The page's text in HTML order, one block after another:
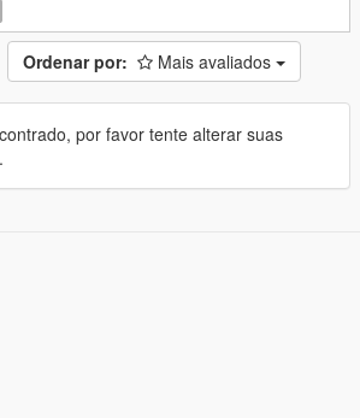
Ordenar por: Mais avaliados
por favor tente alterar suas